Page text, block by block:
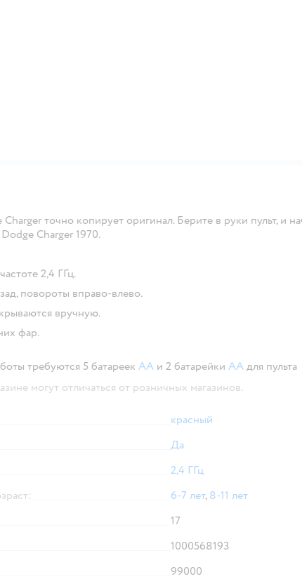
точно копирует оригинал. Берите в руки пульт, и
Charger 1970.
2,4 ГГц.
повороты вправо-влево.
вручную.
фар.
требуются 5 батареек АА и 2 батарейки АА для пульта
могут отличаться от розничных магазинов.
красный
Да
2,4 ГГц
6-7 лет, 8-11 лет
17
1000568193
99000